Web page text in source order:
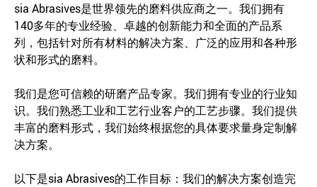
sia Abrasives是世界领先的磨料供应商之一。我们拥有
140多年的专业经验、卓越的创新能力和全面的产品系
列，包括针对所有材料的解决方案、广泛的应用和各种形
状和形式的磨料。
我们是您可信赖的研磨产品专家。我们拥有专业的行业知
识。我们熟悉工业和工艺行业客户的工艺步骤。我们提供
丰富的磨料形式，我们始终根据您的具体要求量身定制解
决方案。
以下是sia Abrasives的工作目标：我们的解决方案创造完